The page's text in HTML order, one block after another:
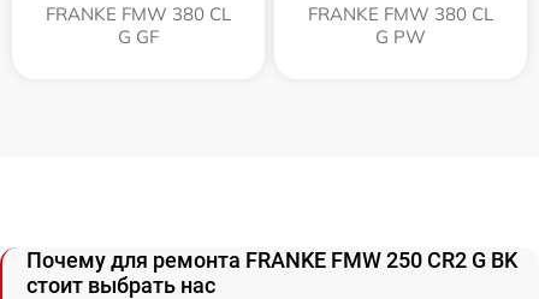
FRANKE FMW 380 CL
G GF
FRANKE FMW 380 CL
G PW
Почему для ремонта FRANKE FMW 250 CR2 G BK
стоит выбрать нас